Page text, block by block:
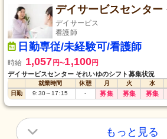
デイサービスセンター
デイサービス
看護師
日勤専従/未経験可/看護師
時給 1,057 円〜1,100円
デイサービスセンター それいゆのシフト募集状況
就業時間 休憩 月 火 水
日勤
9:30～17:15 - 募集 募集 募集
もっと見る